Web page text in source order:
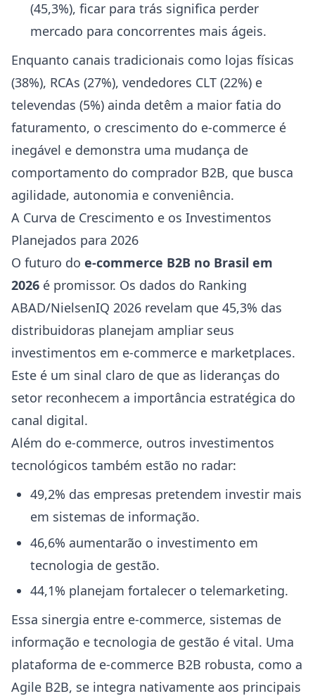
(45,3%), ficar para trás significa perder
mercado para concorrentes mais ágeis.
Enquanto canais tradicionais como lojas físicas
(38%), RCAs (27%), vendedores CLT (22%) e
televendas (5%) ainda detêm a maior fatia do
faturamento, o crescimento do e-commerce é
inegável e demonstra uma mudança de
comportamento do comprador B2B, que busca
agilidade, autonomia e conveniência.
A Curva de Crescimento e os Investimentos
Planejados para 2026
O futuro do e-commerce B2B no Brasil em
2026 é promissor. Os dados do Ranking
ABAD/NielsenIQ 2026 revelam que 45,3% das
distribuidoras planejam ampliar seus
investimentos em e-commerce e marketplaces.
Este é um sinal claro de que as lideranças do
setor reconhecem a importância estratégica do
canal digital.
Além do e-commerce, outros investimentos
tecnológicos também estão no radar:
49,2% das empresas pretendem investir mais
em sistemas de informação.
46,6% aumentarão o investimento em
tecnologia de gestão.
44,1% planejam fortalecer o telemarketing.
Essa sinergia entre e-commerce, sistemas de
informação e tecnologia de gestão é vital. Uma
plataforma de e-commerce B2B robusta, como a
Agile B2B, se integra nativamente aos principais